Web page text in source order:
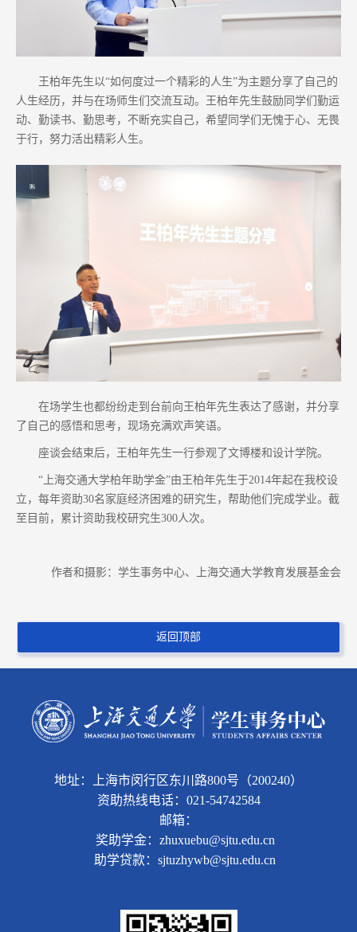
王柏年先生以“如何度过一个精彩的人生”为主题分享了自己的
人生经历，并与在场师生们交流互动。王柏年先生鼓励同学们勤运
动、勤读书、勤思考，不断充实自己，希望同学们无愧于心、无畏
于行，努力活出精彩人生。
在场学生也都纷纷走到台前向王柏年先生表达了感谢，并分享
了自己的感悟和思考，现场充满欢声笑语。
座谈会结束后，王柏年先生一行参观了文博楼和设计学院。
“上海交通大学柏年助学金”由王柏年先生于2014年起在我校设
立，每年资助30名家庭经济困难的研究生，帮助他们完成学业。截
至目前，累计资助我校研究生300人次。
作者和摄影：学生事务中心、上海交通大学教育发展基金会
返回顶部
地址：上海市闵行区东川路800号（200240）
资助热线电话：021-54742584
邮箱：
奖助学金：zhuxuebu@sjtu.edu.cn
助学贷款：sjtuzhywb@sjtu.edu.cn